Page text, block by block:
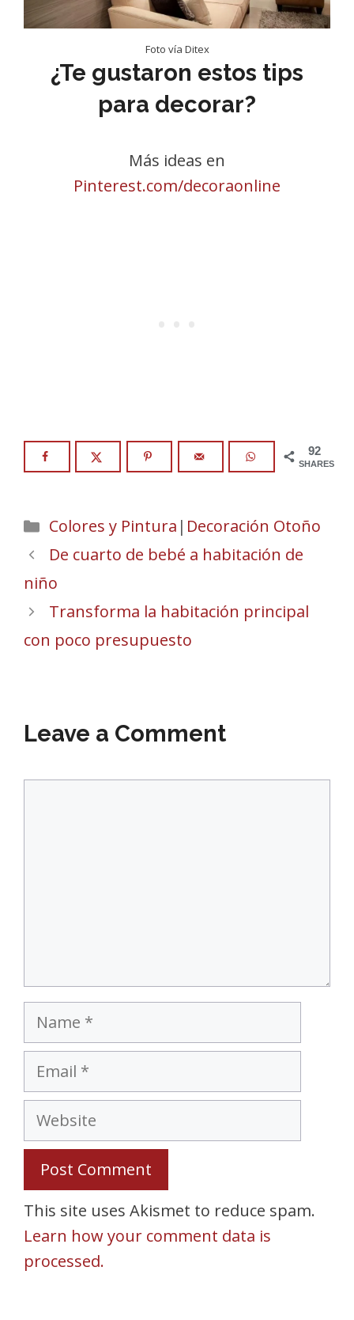
Foto vía Ditex
¿Te gustaron estos tips
para decorar?
Más ideas en
Pinterest.com/decoraonline
92
SHARES
Categories
Colores y Pintura | Decoración Otoño
De cuarto de bebé a habitación de
niño
Transforma la habitación principal
con poco presupuesto
Leave a Comment
Name
Email
Website
This site uses Akismet to reduce spam.
Learn how your comment data is
processed.